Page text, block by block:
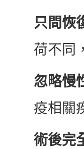
只問恢
荷不同
忽略慢
疫相關
術後完